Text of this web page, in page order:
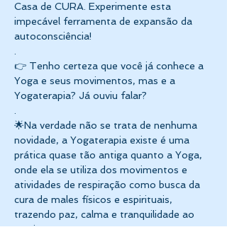
Casa de CURA. Experimente esta
impecável ferramenta de expansão da
autoconsciência!
👉 Tenho certeza que você já conhece a
Yoga e seus movimentos, mas e a
Yogaterapia? Já ouviu falar?
🌟Na verdade não se trata de nenhuma
novidade, a Yogaterapia existe é uma
prática quase tão antiga quanto a Yoga,
onde ela se utiliza dos movimentos e
atividades de respiração como busca da
cura de males físicos e espirituais,
trazendo paz, calma e tranquilidade ao
praticante.